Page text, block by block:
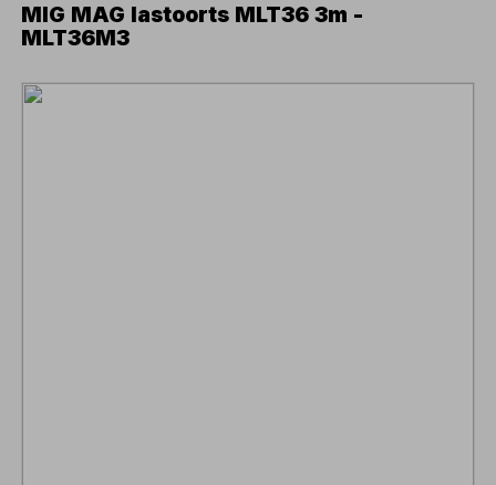
MIG MAG lastoorts MLT36 3m -
MLT36M3